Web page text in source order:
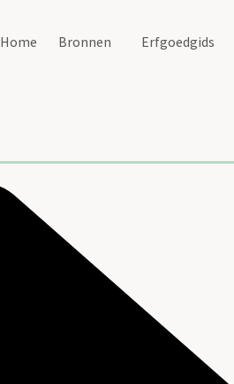
Home Bronnen Erfgoedgids